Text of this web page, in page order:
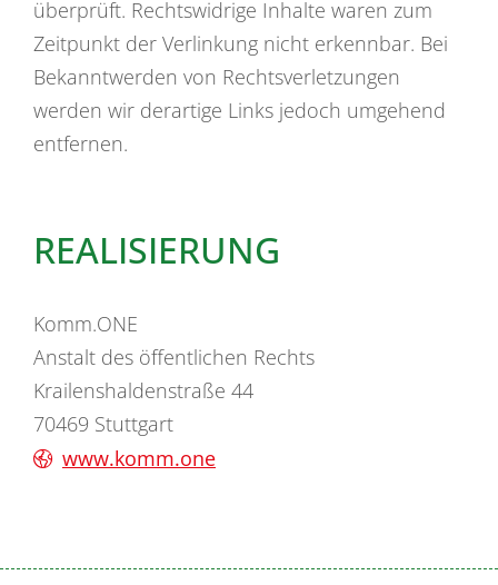
überprüft. Rechtswidrige Inhalte waren zum
Zeitpunkt der Verlinkung nicht erkennbar. Bei
Bekanntwerden von Rechtsverletzungen
werden wir derartige Links jedoch umgehend
entfernen.
REALISIERUNG
Komm.ONE
Anstalt des öffentlichen Rechts
Krailenshaldenstraße 44
70469 Stuttgart
www.komm.one